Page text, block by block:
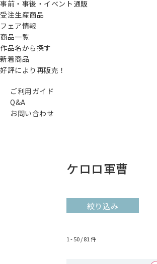
事前・事後・イベント通販
受注生産商品
フェア情報
商品一覧
作品名から探す
新着商品
好評により再販売！
ご利用ガイド
Q&A
お問い合わせ
ケロロ軍曹
絞り込み
1 - 50 /81 件